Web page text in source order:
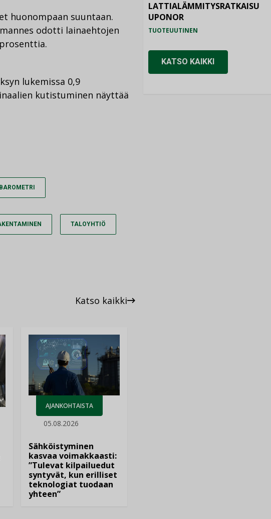
huonompaan suuntaan.
odotti lainaehtojen
lukemissa 0,9
kutistuminen näyttää
TALOYHTIÖ
Katso kaikki
AJANKOHTAISTA
05.08.2026
Sähköistyminen
kasvaa voimakkaasti:
”Tulevat kilpailuedut
syntyvät, kun erilliset
teknologiat tuodaan
yhteen”
LATTIALÄMMITYSRATKAISU
UPONOR
TUOTEUUTINEN
KATSO KAIKKI